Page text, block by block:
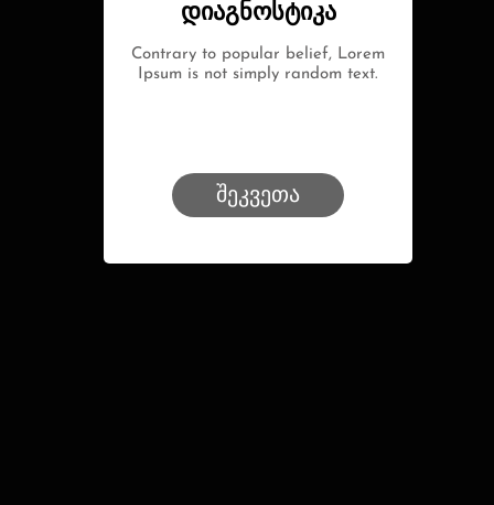
დიაგნოსტიკა
Contrary to popular belief, Lorem
Ipsum is not simply random text.
შეკვეთა